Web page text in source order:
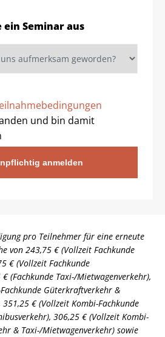
Seminar aus
und bin damit
anmelden
pro Teilnehmer für eine erneute
von 243,75 € (Vollzeit Fachkunde
€ (Vollzeit Fachkunde
(Fachkunde Taxi-/Mietwagenverkehr),
Güterkraftverkehr &
€ (Vollzeit Kombi-Fachkunde
306,25 € (Vollzeit Kombi-
& Taxi-/Mietwagenverkehr) sowie